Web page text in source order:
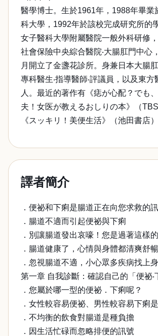
醫學博士。生於1961年，1988年畢業
科大學，1992年於該校完成研究所的
女子醫科大學附屬醫院一般外科研修
社會保險中央綜合醫院‧大腸肛門中心
月開立了金盞花診所。身兼日本大腸
專科醫生‧指導醫師‧評議員，以及東方
人。最近的著作有《痣が心配？でも
夫！女医が教えるおしりの本》（TBS
《スッキリ！美便生活》（池田書店）
譯者簡介
．便祕和下痢是腸道正在向您求救的
．腸道不適而引起便祕與下痢
．別讓腸道發出哀嚎！您是過著這樣
．腸道健康了，心情與身體都清爽舒暢
．忽視腸道不適，小心眾多疾病找上身
第一章 自我診斷：確認自己的「便祕‧
．您屬於哪一型的便祕．下痢呢？
．女性較容易便祕、男性較容易下痢
．不均衡的飲食對腸道是種負擔
．因生活忙碌而忽略排便的訊號